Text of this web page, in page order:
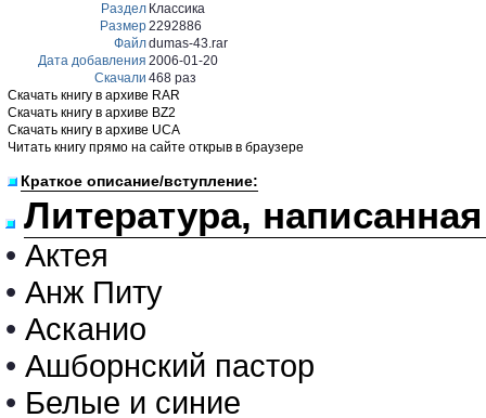
Раздел Классика
Размер2292886
Файлdumas-43.rar
Дата добавления 2006-01-20
Скачали 468 раз
Скачать книгу в архиве RAR
Скачать книгу в архиве BZ2
Скачать книгу в архиве UCA
Читать книгу прямо на сайте открыв в браузере
Краткое описание/вступление:
Литература,
• Актея
• Анж Питу
• Асканио
• Ашборнский пастор
• Белые и синие